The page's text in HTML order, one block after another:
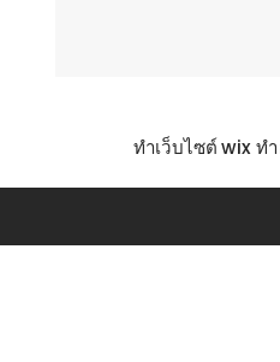
ทําเว็บไซต์ wix ท